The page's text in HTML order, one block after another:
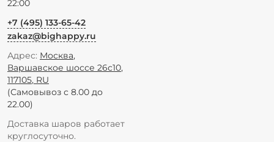
22:00
+7 (495) 133-65-42
zakaz@bighappy.ru
Адрес: Москва,
Варшавское шоссе 26с10,
117105, RU
(Самовывоз с 8.00 до
22.00)
Доставка шаров работает
круглосуточно.